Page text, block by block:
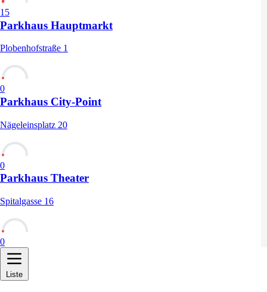
15
Parkhaus Hauptmarkt
Plobenhofstraße 1
0
Parkhaus City-Point
Nägeleinsplatz 20
0
Parkhaus Theater
Spitalgasse 16
0
Liste